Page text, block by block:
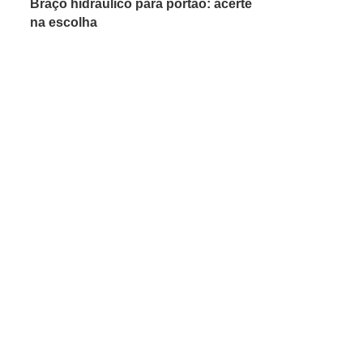
Braço hidráulico para portão: acerte
na escolha